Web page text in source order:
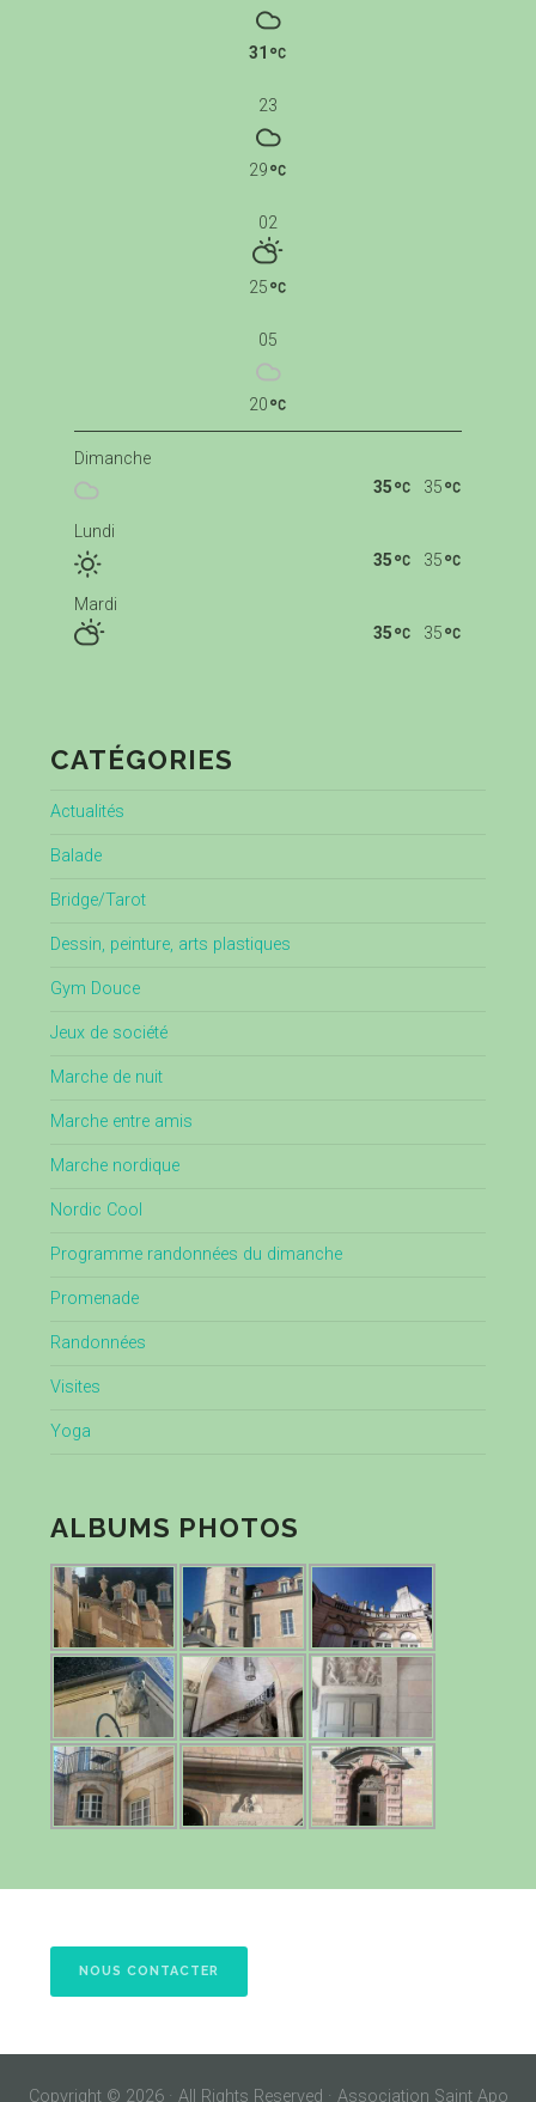
31
23
29
02
25
05
20
Dimanche
35
35
Lundi
35
35
Mardi
35
35
CATÉGORIES
Actualités
Balade
Bridge/Tarot
Dessin, peinture, arts plastiques
Gym Douce
Jeux de société
Marche de nuit
Marche entre amis
Marche nordique
Nordic Cool
Programme randonnées du dimanche
Promenade
Randonnées
Visites
Yoga
ALBUMS PHOTOS
NOUS CONTACTER
Copyright © 2026 · All Rights Reserved · Association Saint Apo